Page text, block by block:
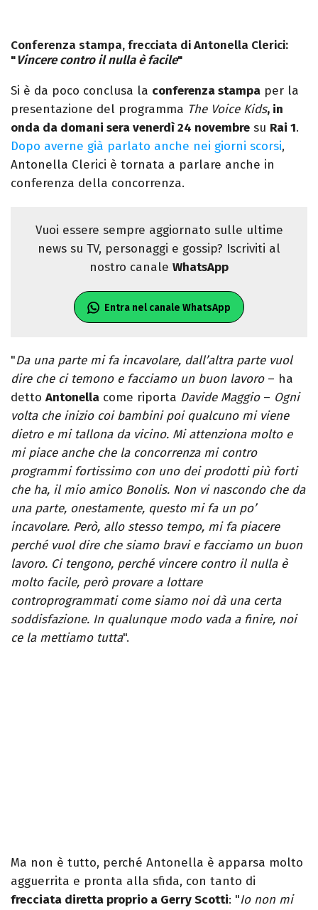
Conferenza stampa, frecciata di Antonella Clerici:
"Vincere contro il nulla è facile"
Si è da poco conclusa la conferenza stampa per la
presentazione del programma The Voice Kids, in
onda da domani sera venerdì 24 novembre su Rai 1.
Dopo averne già parlato anche nei giorni scorsi,
Antonella Clerici è tornata a parlare anche in
conferenza della concorrenza.
Vuoi essere sempre aggiornato sulle ultime
news su TV, personaggi e gossip? Iscriviti al
nostro canale WhatsApp
Entra nel canale WhatsApp
"Da una parte mi fa incavolare, dall’altra parte vuol
dire che ci temono e facciamo un buon lavoro– ha
detto Antonella come riporta Davide Maggio– Ogni
volta che inizio coi bambini poi qualcuno mi viene
dietro e mi tallona da vicino. Mi attenziona molto e
mi piace anche che la concorrenza mi contro
programmi fortissimo con uno dei prodotti più forti
che ha, il mio amico Bonolis. Non vi nascondo che da
una parte, onestamente, questo mi fa un po’
incavolare. Però, allo stesso tempo, mi fa piacere
perché vuol dire che siamo bravi e facciamo un buon
lavoro. Ci tengono, perché vincere contro il nulla è
molto facile, però provare a lottare
controprogrammati come siamo noi dà una certa
soddisfazione. In qualunque modo vada a finire, noi
ce la mettiamo tutta".
Ma non è tutto, perché Antonella è apparsa molto
agguerrita e pronta alla sfida, con tanto di
frecciata diretta proprio a Gerry Scotti: "Io non mi